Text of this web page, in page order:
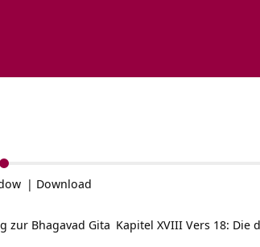
| Download
zur Bhagavad Gita Kapitel XVIII Vers 18: